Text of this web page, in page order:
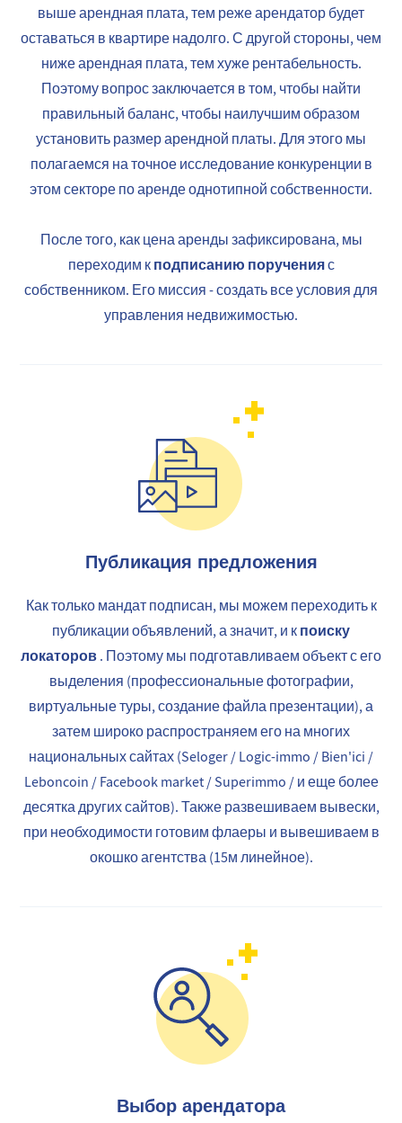
выше арендная плата, тем реже арендатор будет
оставаться в квартире надолго. С другой стороны, чем
ниже арендная плата, тем хуже рентабельность.
Поэтому вопрос заключается в том, чтобы найти
правильный баланс, чтобы наилучшим образом
установить размер арендной платы. Для этого мы
полагаемся на точное исследование конкуренции в
этом секторе по аренде однотипной собственности.
После того, как цена аренды зафиксирована, мы
переходим к подписанию порученияс
собственником. Его миссия - создать все условия для
управления недвижимостью.
Публикация предложения
Как только мандат подписан, мы можем переходить к
публикации объявлений, а значит, и к поиску
локаторов . Поэтому мы подготавливаем объект с его
выделения (профессиональные фотографии,
виртуальные туры, создание файла презентации), а
затем широко распространяем его на многих
национальных сайтах (Seloger / Logic-immo / Bien'ici /
Leboncoin / Facebook market / Superimmo / и еще более
десятка других сайтов). Также развешиваем вывески,
при необходимости готовим флаеры и вывешиваем в
окошко агентства (15м линейное).
Выбор арендатора